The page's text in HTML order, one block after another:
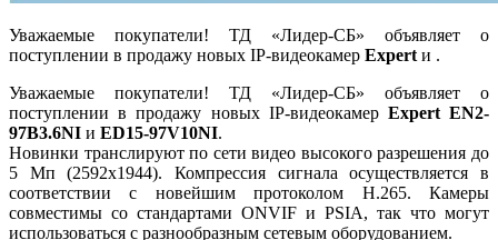
Уважаемые покупатели! ТД «Лидер-СБ» объявляет о
поступлении в продажу новых IP-видеокамер Expert и .
Уважаемые покупатели! ТД «Лидер-СБ» объявляет о
поступлении в продажу новых IP-видеокамер Expert EN2-
97B3.6NI и ED15-97V10NI.
Новинки транслируют по сети видео высокого разрешения до
5 Мп (2592x1944). Компрессия сигнала осуществляется в
соответствии с новейшим протоколом H.265. Камеры
совместимы со стандартами ONVIF и PSIA, так что могут
использоваться с разнообразным сетевым оборудованием.